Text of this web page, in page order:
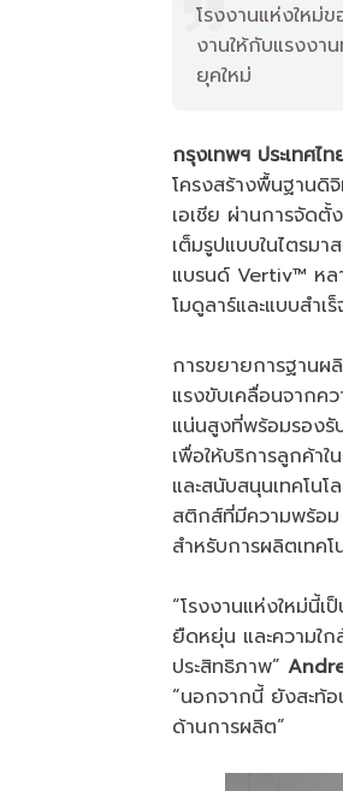
โรงงานแห่งใหม่
งานให้กับแรงงา
ยุคใหม่
กรุงเทพฯ ประเทศ
โครงสร้างพื้นฐานดิ
เอเชีย ผ่านการจัดตั้
เต็มรูปแบบในไตรม
แบรนด์ Vertiv™ หล
โมดูลาร์และแบบส
การขยายการฐานผ
แรงขับเคลื่อนจากค
แน่นสูงที่พร้อมรองรั
เพื่อให้บริการลูกค้า
และสนับสนุนเทคโน
สติกส์ที่มีความพร้อม
สำหรับการผลิตเทค
“โรงงานแห่งใหม่นี้
ยืดหยุ่น และความใ
ประสิทธิภาพ”
“นอกจากนี้ ยังสะท้
ด้านการผลิต”